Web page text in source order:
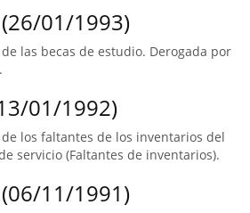
01/1993)
las becas de estudio. Derogada por
01/1992)
los faltantes de los inventarios del
servicio (Faltantes de inventarios).
11/1991)